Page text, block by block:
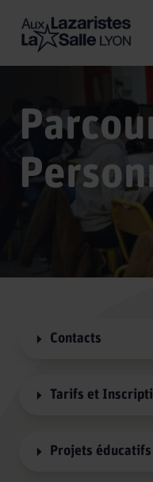
Contacts
Tarifs et
Projets